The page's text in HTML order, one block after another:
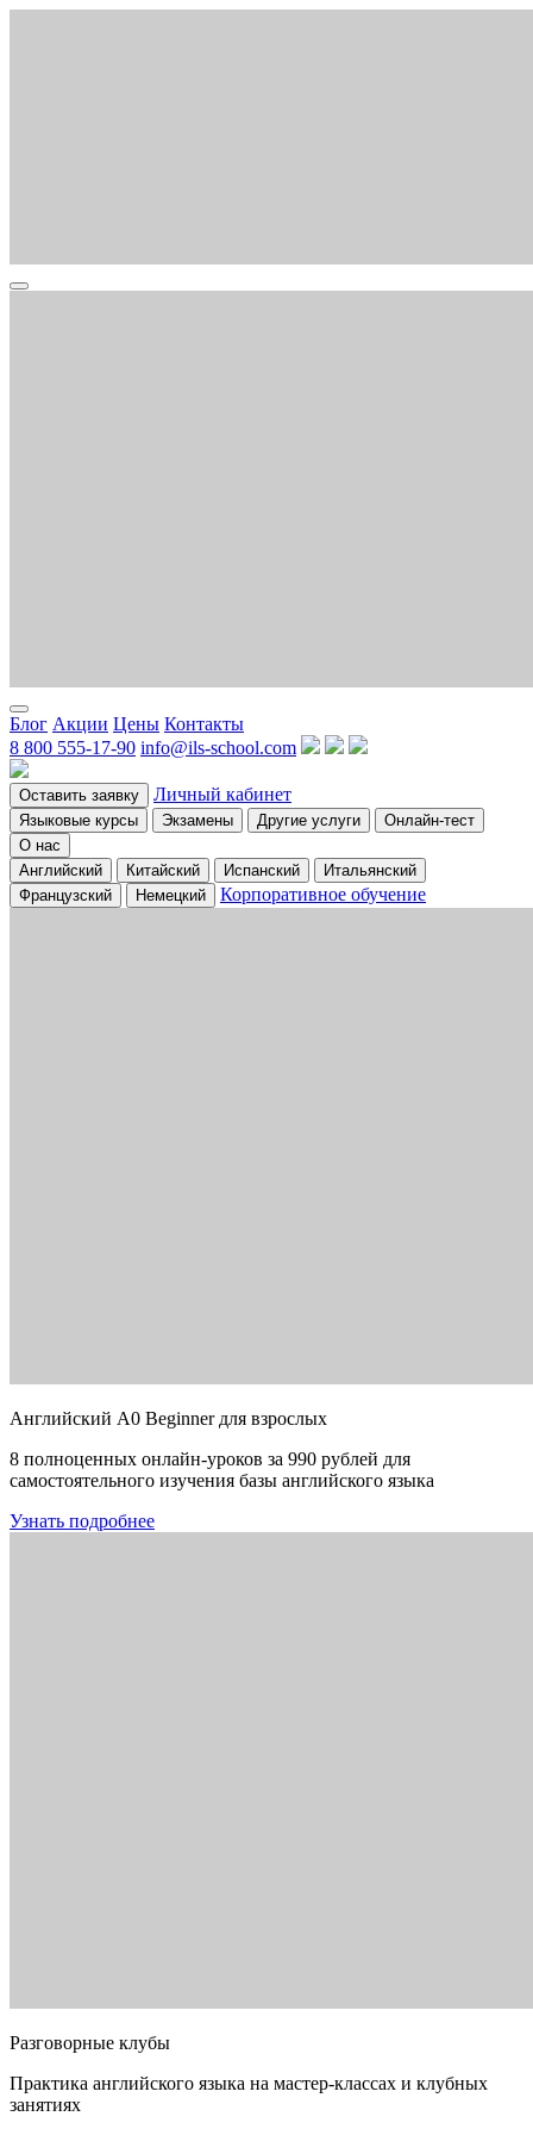
Блог Акции Цены Контакты
8 800 555-17-90 info@ils-school.com
Оставить заявку Личный кабинет
Языковые курсы Экзамены Другие услуги
Онлайн-тест
О нас
Английский
Китайский Испанский
Итальянский
Французский
Немецкий Корпоративное обучение
Английский A0 Beginner для взрослых
8 полноценных онлайн-уроков за 990 рублей для
самостоятельного изучения базы английского языка
Узнать подробнее
Разговорные клубы
Практика английского языка на мастер-классах и клубных
занятиях